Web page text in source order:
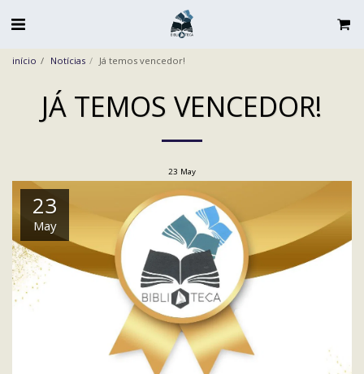
início Notícias Já temos vencedor!
JÁ TEMOS VENCEDOR!
23 May
23
May